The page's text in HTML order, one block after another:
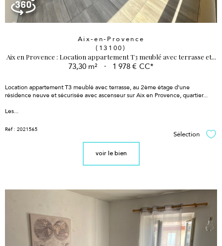
Aix-en-Provence
(13100)
Aix en Provence : Location appartement T3 meublé avec terrasse et...
73,30 m² - 1 978 € CC*
Location appartement T3 meublé avec terrasse, au 2ème étage d'une
résidence neuve et sécurisée avec ascenseur sur Aix en Provence, quartier...
Les...
Réf : 2021565
Sélection
voir le bien